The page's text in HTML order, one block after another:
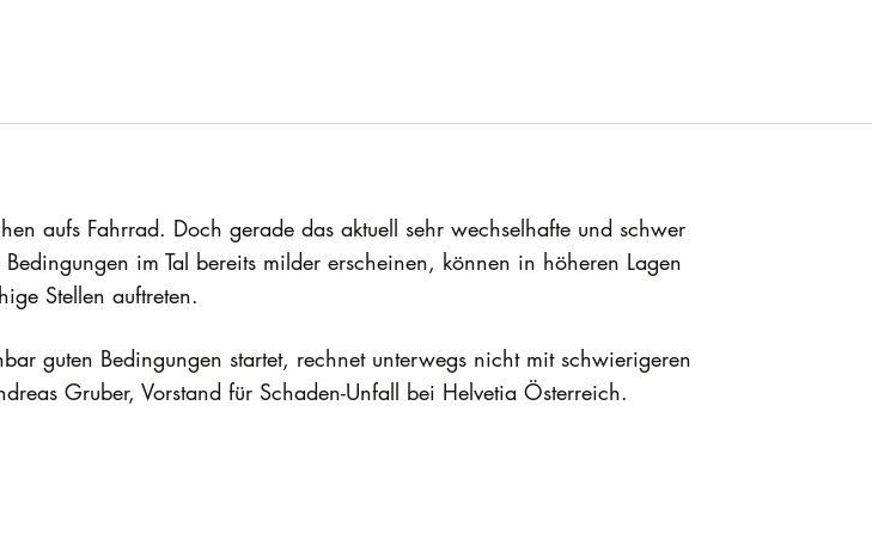
aufs Fahrrad. Doch gerade das aktuell sehr wechselhafte und schwer
im Tal bereits milder erscheinen, können in höheren Lagen
Stellen auftreten.
guten Bedingungen startet, rechnet unterwegs nicht mit schwierigeren
Gruber, Vorstand für Schaden-Unfall bei Helvetia Österreich.